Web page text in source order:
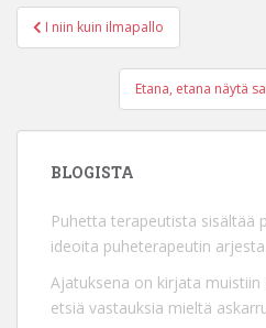
Artikkelien
selaus
I niin kuin ilmapallo
Etana, etana näytä
BLOGISTA
Puhetta terapeutista sisältää
ideoita puheterapeutin arjesta.
Ajatuksena on kirjata
etsiä vastauksia mieltä